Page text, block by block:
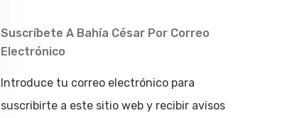
Suscríbete A Bahía César Por Correo
Electrónico
Introduce tu correo electrónico para
suscribirte a este sitio web y recibir avisos